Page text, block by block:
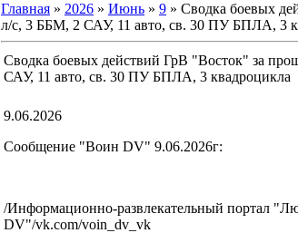
Главная » 2026 » Июнь » 9 » Сводка боевых
л/с, 3 ББМ, 2 САУ, 11 авто, св. 30 ПУ БПЛА, 3
Сводка боевых действий ГрВ "Восток" за
САУ, 11 авто, св. 30 ПУ БПЛА, 3 квадроцикла
9.06.2026
Сообщение "Воин DV" 9.06.2026г:
/Информационно-развлекательный портал
DV"/vk.com/voin_dv_vk